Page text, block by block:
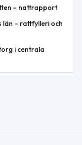
– nattrapport
– rattfylleri och
i centrala